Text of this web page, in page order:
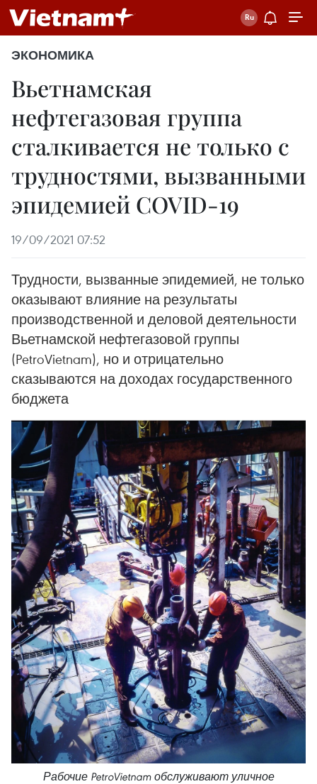
ЭКОНОМИКА
Вьетнамская
нефтегазовая группа
сталкивается не только с
трудностями, вызванными
эпидемией COVID-19
19/09/2021 07:52
Трудности, вызванные эпидемией, не только
оказывают влияние на результаты
производственной и деловой деятельности
Вьетнамской нефтегазовой группы
(PetroVietnam), но и отрицательно
сказываются на доходах государственного
бюджета
Рабочие PetroVietnam обслуживают уличное